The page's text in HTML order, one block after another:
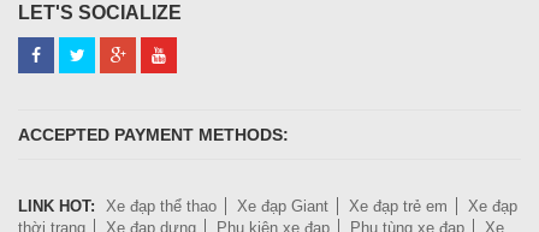
LET'S SOCIALIZE
ACCEPTED PAYMENT METHODS:
LINK HOT: Xe đạp thể thao Xe đạp Giant Xe đạp trẻ em
Xe đạp
thời trang
Xe đạp dựng Phụ kiện xe đạp Phụ tùng xe đạp
Xe